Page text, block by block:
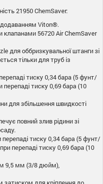
21950 ChemSaver:
додаванням Viton®.
клапанами 56720 Air ChemSaver
для оббризкувальної штанги зі
тільки для труб із
тиску 0,34 бара (5 фунт/
тиску 0,69 бара (10
для збільшення швидкості
повний злив рідини зі
тиску 0,34 бара (5 фунт/
перепаді тиску 0,69 бара (10
9,5 мм (3/8 дюйм),